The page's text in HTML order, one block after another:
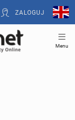
ZALOGUJ
Menu